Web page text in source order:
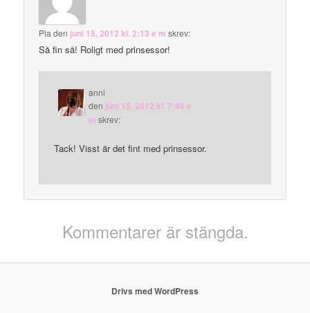
Pia den juni 15, 2012 kl. 2:13 e m skrev:
Så fin så! Roligt med prinsessor!
anni
den juni 15, 2012 kl. 7:46 e
m skrev:
Tack! Visst är det fint med prinsessor.
Kommentarer är stängda.
Drivs med WordPress